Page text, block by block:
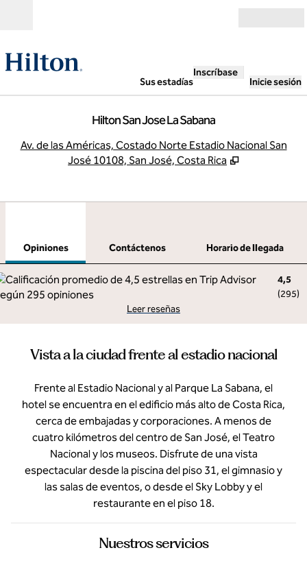
Sus estadías
Inscríbase
Inicie sesión
Hilton San Jose La Sabana
Av. de las Américas, Costado Norte Estadio Nacional San
José 10108, San José, Costa Rica
Opiniones Contáctenos
Horario de llegada
4,5
(295)
Leer reseñas
Vista a la ciudad frente al estadio nacional
Frente al Estadio Nacional y al Parque La Sabana, el
hotel se encuentra en el edificio más alto de Costa Rica,
cerca de embajadas y corporaciones. A menos de
cuatro kilómetros del centro de San José, el Teatro
Nacional y los museos. Disfrute de una vista
espectacular desde la piscina del piso 31, el gimnasio y
las salas de eventos, o desde el Sky Lobby y el
restaurante en el piso 18.
Nuestros servicios